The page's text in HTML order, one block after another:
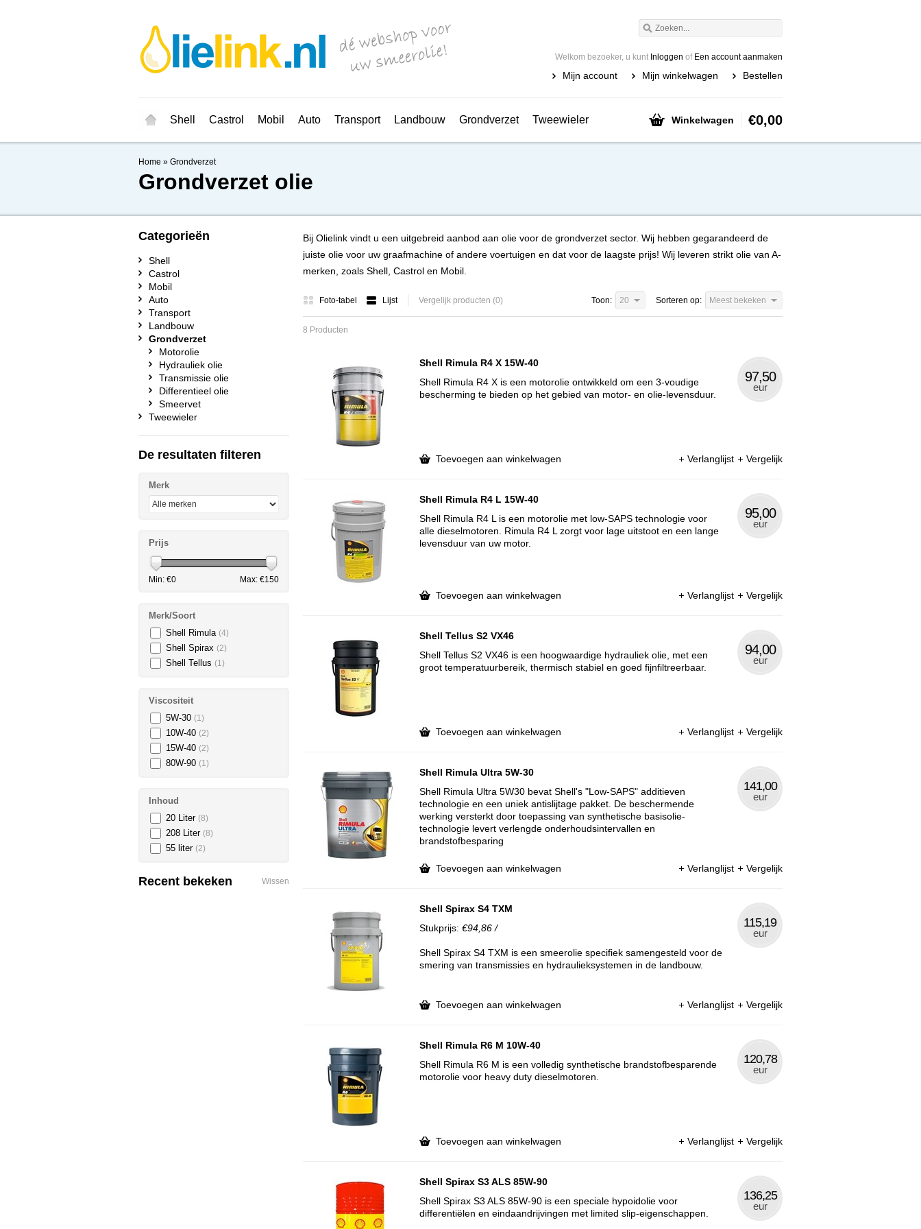
Welkom bezoeker, u kunt Inloggen of Een account aanmaken
Mijn account Mijn winkelwagen Bestellen
Shell Castrol Mobil Auto Transport Landbouw Grondverzet Tweewieler Winkelwagen €0,00
Home » Grondverzet
Grondverzet olie
Bij Olielink vindt u een uitgebreid aanbod aan olie voor de grondverzet sector. Wij hebben gegarandeerd de
juiste olie voor uw graafmachine of andere voertuigen en dat voor de laagste prijs! Wij leveren strikt olie van A-
merken, zoals Shell, Castrol en Mobil.
Foto-tabel Lijst Vergelijk producten (0) Sorteren op: Meest bekeken
Toon: 20
8 Producten
Shell Rimula R4 X 15W-40
Shell Rimula R4 X is een motorolie ontwikkeld om een 3-voudige
bescherming te bieden op het gebied van motor- en olie-levensduur.
97,50
eur
Toevoegen aan winkelwagen Verlanglijst Vergelijk
Shell Rimula R4 L 15W-40
Shell Rimula R4 L is een motorolie met low-SAPS technologie voor
alle dieselmotoren. Rimula R4 L zorgt voor lage uitstoot en een lange
levensduur van uw motor.
95,00
eur
Toevoegen aan winkelwagen Verlanglijst Vergelijk
Shell Tellus S2 VX46
Shell Tellus S2 VX46 is een hoogwaardige hydrauliek olie, met een
groot temperatuurbereik, thermisch stabiel en goed fijnfiltreerbaar.
94,00
eur
Toevoegen aan winkelwagen Verlanglijst Vergelijk
Shell Rimula Ultra 5W-30
Shell Rimula Ultra 5W30 bevat Shell's "Low-SAPS" additieven
technologie en een uniek antislijtage pakket. De beschermende
werking versterkt door toepassing van synthetische basisolie-
technologie levert verlengde onderhoudsintervallen en
brandstofbesparing
141,00
eur
Toevoegen aan winkelwagen Verlanglijst Vergelijk
Shell Spirax S4 TXM
Stukprijs: €94,86 /
Shell Spirax S4 TXM is een smeerolie specifiek samengesteld voor de
smering van transmissies en hydraulieksystemen in de landbouw.
115,19
eur
Toevoegen aan winkelwagen Verlanglijst Vergelijk
Shell Rimula R6 M 10W-40
Shell Rimula R6 M is een volledig synthetische brandstofbesparende
motorolie voor heavy duty dieselmotoren.
120,78
eur
Toevoegen aan winkelwagen Verlanglijst Vergelijk
Shell Spirax S3 ALS 85W-90
Shell Spirax S3 ALS 85W-90 is een speciale hypoidolie voor
differentiëlen en eindaandrijvingen met limited slip-eigenschappen.
136,25
eur
Categorieën
Shell
Castrol
Mobil
Auto
Transport
Landbouw
Grondverzet
Motorolie
Hydrauliek olie
Transmissie olie
Differentieel olie
Smeervet
Tweewieler
De resultaten filteren
Merk
Prijs
Min: €0 Max: €150
Merk/Soort
Shell Rimula (4)
Shell Spirax (2)
Shell Tellus (1)
Viscositeit
5W-30 (1)
10W-40 (2)
15W-40 (2)
80W-90 (1)
Inhoud
20 Liter (8)
208 Liter (8)
55 liter (2)
Recent bekeken Wissen